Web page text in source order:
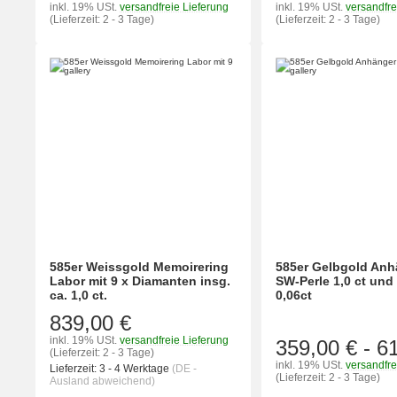
inkl. 19% USt. versandfreie Lieferung
(Lieferzeit: 2 - 3 Tage)
inkl. 19% USt.
(Lieferzeit: 2 - 3 Tage)
585er Weissgold Memoirering
Labor mit 9 x Diamanten insg.
ca. 1,0 ct.
839,00 €
inkl. 19% USt. versandfreie Lieferung
(Lieferzeit: 2 - 3 Tage)
Lieferzeit: 3 - 4 Werktage (DE -
Ausland abweichend)
585er Gelbgold
SW-Perle 1,0 ct
0,06ct
359,00 € -
inkl. 19% USt.
(Lieferzeit: 2 - 3 Tage)